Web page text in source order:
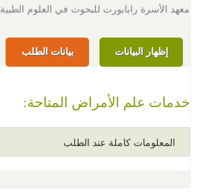
معهد الأسرة رابابورت للبحوث في العلوم الطبية
إظهار البيانات بيانات الطلب
خدمات علم الأمراض المتاحة:
المعلومات كاملة عند الطلب